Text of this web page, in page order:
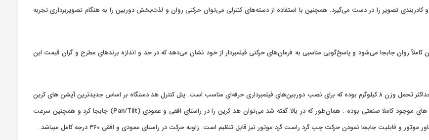
و کادربندی تصویر را در دست می‌گیرد. همچنین با استفاده از دسته‌های کنترلی می‌توان حرکتی روان و لذت‌بخش دوربین را به هنگام تصویربرداری تجربه
روان جابجا می‌شود و پاسخ‌گویی مناسبی به فرمان‌های حرکتی فیلمبردار از خود نشان می‌دهد که در حد و اندازه برندهای مطرح و گران قیمت این
حداکثر ارتفاع بوم در این مدل ۱۶ متر میباشد و حداقل ۴ متر . هد کرین دارای حداکثر تحمل وزن ۸ کیلوگرم بوده که برای نصب دوربین‌های فیلمبرداری حرفه‌ای مناسب است. پنل کنترل هد دستگاه بر اساس جدیدترین آپشن های کرین
های مطرح دنیا طراحی و ساخته شده است و چاپ آن ها بر خلاف سایر مدل های موجود کاملا صنعتی بوده . همان‌‌طور که در بالا گفته شد می‌توان هد کرین را در راستای افقی و عمودی (Pan/Tilt) جابجا کرد و همچنین سرعت
جابجا نمودن حرکت چپ گرد راست گرد موتور نیز قابل تنظیم است. زاویه حرکت در راستای عمودی و افقی ۳۶۰ درجه کامل میباشد .